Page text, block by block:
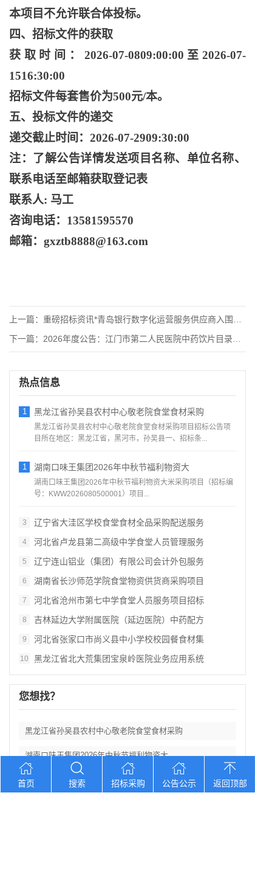
本项目不允许联合体投标。
四、招标文件的获取
获取时间： 2026-07-0809:00:00至2026-07-
1516:30:00
招标文件每套售价为500元/本。
五、投标文件的递交
递交截止时间： 2026-07-2909:30:00
注：了解公告详情发送项目名称、单位名称、
联系电话至邮箱获取登记表
联系人: 马工
咨询电话： 13581595570
邮箱： gxztb8888@163.com
上一篇： 重磅招标资讯*青岛银行数字化运营服务供应商入围项目征集公告
下一篇： 2026年度公告：江门市第二人民医院中药饮片目录及煎煮服务供
热点信息
1 黑龙江省孙吴县农村中心敬老院食堂食材采购
黑龙江省孙吴县农村中心敬老院食堂食材采购项目招标公告项
目所在地区：黑龙江省，黑河市，孙吴县一、招标条...
1 湖南口味王集团2026年中秋节福利物资大
湖南口味王集团2026年中秋节福利物资大米采购项目（招标编
号：KWW2026080500001）项目...
3 辽宁省大洼区学校食堂食材全品采购配送服务
4 河北省卢龙县第二高级中学食堂人员管理服务
5 辽宁连山铝业（集团）有限公司会计外包服务
6 湖南省长沙师范学院食堂物资供货商采购项目
7 河北省沧州市第七中学食堂人员服务项目招标
8 吉林延边大学附属医院（延边医院）中药配方
9 河北省张家口市尚义县中小学校校园餐食材集
10 黑龙江省北大荒集团宝泉岭医院业务应用系统
您想找？
黑龙江省孙吴县农村中心敬老院食堂食材采购
湖南口味王集团2026年中秋节福利物资大
辽宁省大洼区学校食堂食材全品采购配送服务
首页 搜索 招标采购 公告公示 返回顶部